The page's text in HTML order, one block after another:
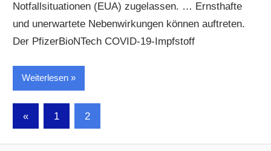
Notfallsituationen (EUA) zugelassen. … Ernsthafte
und unerwartete Nebenwirkungen können auftreten.
Der PfizerBioNTech COVID-19-Impfstoff
Weiterlesen
Seitennummerierung
«Vorherige
1 2